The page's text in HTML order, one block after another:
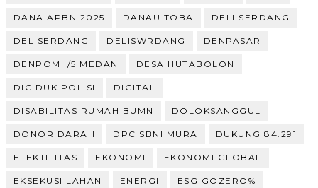
DANA APBN 2025 DANAU TOBA DELI SERDANG
DELISERDANG DELISWRDANG DENPASAR
DENPOM I/5 MEDAN DESA HUTABOLON
DICIDUK POLISI DIGITAL
DISABILITAS RUMAH BUMN DOLOKSANGGUL
DONOR DARAH DPC SBNI MURA DUKUNG 84.291
EFEKTIFITAS EKONOMI EKONOMI GLOBAL
EKSEKUSI LAHAN ENERGI ESG GOZERO%